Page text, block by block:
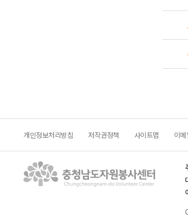
개인정보처리방침 저작권정책 사이트맵 이